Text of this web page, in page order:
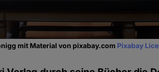
mit Material von pixabay.com Pixabay